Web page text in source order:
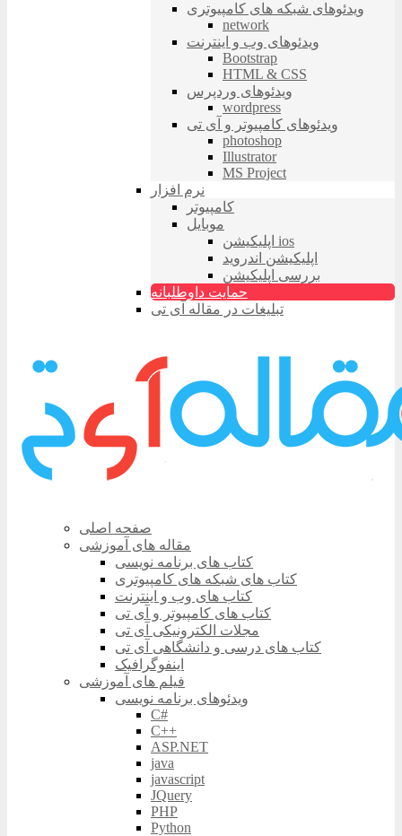
ویدئوهای شبکه های کامپیوتری
network
ویدئوهای وب و اینترنت
Bootstrap
HTML & CSS
ویدئوهای وردپرس
wordpress
ویدئوهای کامپیوتر و آی تی
photoshop
Illustrator
MS Project
نرم افزار
کامپیوتر
موبایل
اپلیکیشن ios
اپلیکیشن اندروید
بررسی اپلیکیشن
حمایت داوطلبانه
تبلیغات در مقاله آی تی
صفحه اصلی
مقاله های آموزشی
کتاب های برنامه نویسی
کتاب های شبکه های کامپیوتری
کتاب های وب و اینترنت
کتاب های کامپیوتر و آی تی
مجلات الکترونیکی آی تی
کتاب های درسی و دانشگاهی آی تی
اینفوگرافیک
فیلم های آموزشی
ویدئوهای برنامه نویسی
C#
C++
ASP.NET
java
javascript
JQuery
PHP
Python